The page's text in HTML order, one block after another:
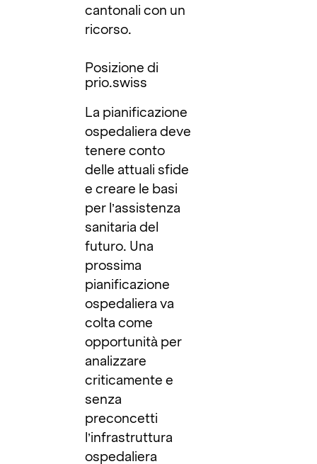
cantonali con un
ricorso.
Posizione di
prio.swiss
La pianificazione
ospedaliera deve
tenere conto
delle attuali sfide
e creare le basi
per l’assistenza
sanitaria del
futuro. Una
prossima
pianificazione
ospedaliera va
colta come
opportunità per
analizzare
criticamente e
senza
preconcetti
l’infrastruttura
ospedaliera